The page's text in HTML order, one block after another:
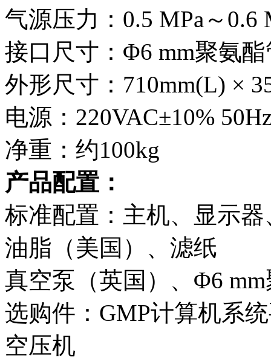
气源压力：0.5 MPa～0.6
接口尺寸：Φ6 mm聚氨酯
外形尺寸：710mm(L) ×
电源：220VAC±10%
净重：约100kg
产品配置：
标准配置：主机、显示
油脂（美国）、滤纸
真空泵（英国）、Φ6
选购件：GMP计算机系
空压机